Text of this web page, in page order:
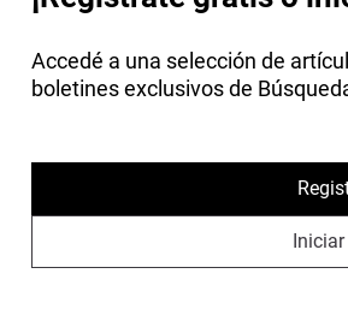
Accedé a una selección de
boletines exclusivos de